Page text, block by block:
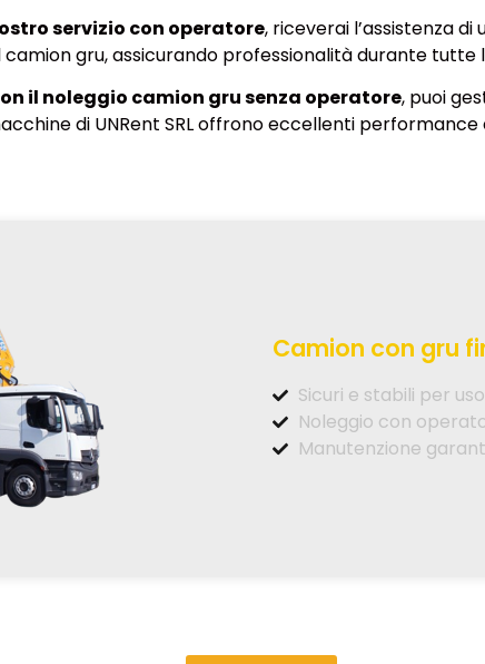
servizio con operatore, riceverai l’assistenza
gru, assicurando professionalità durante tutte
il noleggio camion gru senza operatore, puoi
di UNRent SRL offrono eccellenti performance
Camion con gru
Sicuri e stabili per
Noleggio con
Manutenzione